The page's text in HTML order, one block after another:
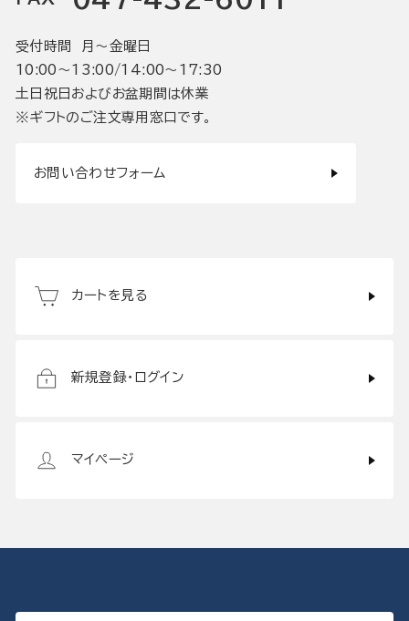
受付時間 月〜金曜日
10:00〜13:00/14:00〜17:30
土日祝日およびお盆期間は休業
※ギフトのご注文専用窓口です。
お問い合わせフォーム
カートを見る
新規登録・ログイン
マイページ